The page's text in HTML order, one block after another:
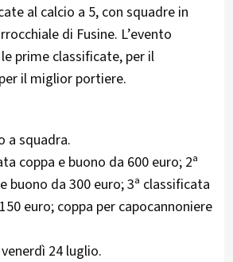
al calcio a 5, con squadre in
di Fusine. L’evento
prime classificate, per il
il miglior portiere.
a squadra.
coppa e buono da 600 euro; 2ª
buono da 300 euro; 3ª classificata
euro; coppa per capocannoniere
24 luglio.